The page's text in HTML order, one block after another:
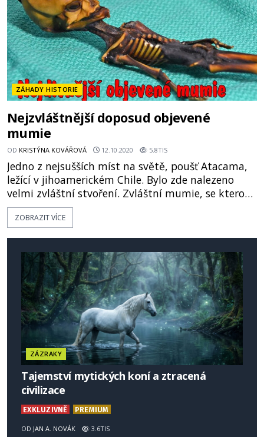
ZÁHADY HISTORIE
Nejzvláštnější doposud objevené
mumie
OD KRISTÝNA KOVÁŘOVÁ 12.10.2020 5.8TIS
Jedno z nejsušších míst na světě, poušť Atacama,
ležící v jihoamerickém Chile. Bylo zde nalezeno
velmi zvláštní stvoření. Zvláštní mumie, se kterou
vznikla i jedna další velká záhada.
https://www.youtube.com/watch?
ZOBRAZIT VÍCE
ZÁZRAKY
Tajemství mytických koní a ztracená
civilizace
EXKLUZIVNĚ PREMIUM
OD JAN A. NOVÁK 3.6TIS